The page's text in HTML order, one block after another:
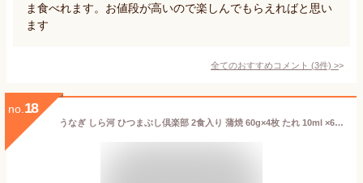
ま食べれます。お値段が高いので楽しんでもらえればと思い
ます
全てのおすすめコメント (3件) >
no. 18
うなぎ しら河 ひつまぶし倶楽部 2食入り 蒲焼 60g×4枚 たれ 10ml ×6袋 北海道・沖縄送料別 名古屋名物 蒲焼き 鰻 鰻重 うな重 ひつまぶし 産地直送